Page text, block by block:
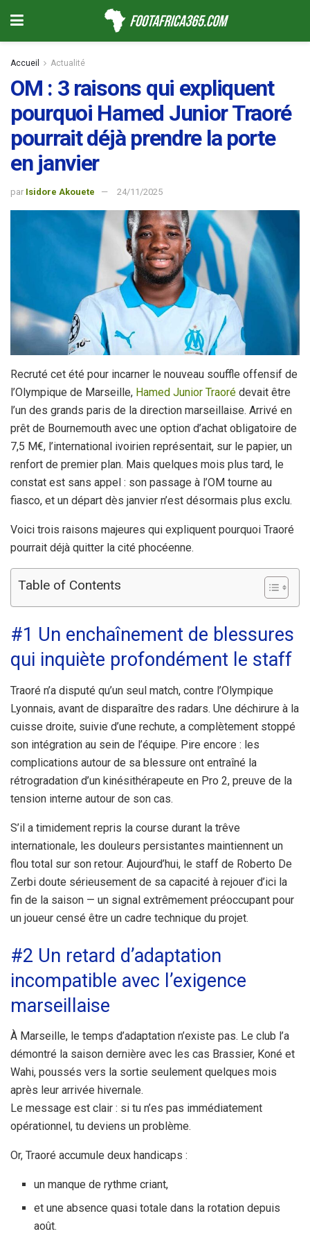
Accueil Actualité
OM : 3 raisons qui expliquent
pourquoi Hamed Junior Traoré
pourrait déjà prendre la porte
en janvier
par Isidore Akouete 24/11/2025
Recruté cet été pour incarner le nouveau souffle offensif de
l’Olympique de Marseille, Hamed Junior Traoré devait être
l’un des grands paris de la direction marseillaise. Arrivé en
prêt de Bournemouth avec une option d’achat obligatoire de
7,5 M€, l’international ivoirien représentait, sur le papier, un
renfort de premier plan. Mais quelques mois plus tard, le
constat est sans appel : son passage à l’OM tourne au
fiasco, et un départ dès janvier n’est désormais plus exclu.
Voici trois raisons majeures qui expliquent pourquoi Traoré
pourrait déjà quitter la cité phocéenne.
Table of Contents
#1 Un enchaînement de blessures
qui inquiète profondément le staff
Traoré n’a disputé qu’un seul match, contre l’Olympique
Lyonnais, avant de disparaître des radars. Une déchirure à la
cuisse droite, suivie d’une rechute, a complètement stoppé
son intégration au sein de l’équipe. Pire encore : les
complications autour de sa blessure ont entraîné la
rétrogradation d’un kinésithérapeute en Pro 2, preuve de la
tension interne autour de son cas.
S’il a timidement repris la course durant la trêve
internationale, les douleurs persistantes maintiennent un
flou total sur son retour. Aujourd’hui, le staff de Roberto De
Zerbi doute sérieusement de sa capacité à rejouer d’ici la
fin de la saison — un signal extrêmement préoccupant pour
un joueur censé être un cadre technique du projet.
#2 Un retard d’adaptation
incompatible avec l’exigence
marseillaise
À Marseille, le temps d’adaptation n’existe pas. Le club l’a
démontré la saison dernière avec les cas Brassier, Koné et
Wahi, poussés vers la sortie seulement quelques mois
après leur arrivée hivernale.
Le message est clair : si tu n’es pas immédiatement
opérationnel, tu deviens un problème.
Or, Traoré accumule deux handicaps :
un manque de rythme criant,
et une absence quasi totale dans la rotation depuis
août.